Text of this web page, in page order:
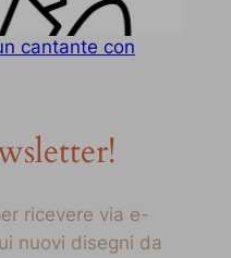
cantante con
ricevere via e-
nuovi disegni da